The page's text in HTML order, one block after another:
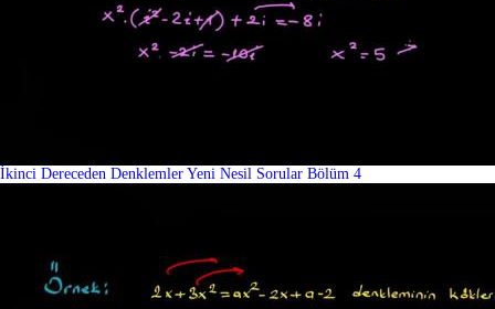
İkinci Dereceden Denklemler Yeni Nesil Sorular Bölüm 4